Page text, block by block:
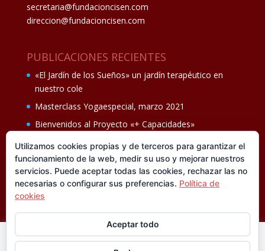
secretaria@fundacioncisen.com
direccion@fundacioncisen.com
PUBLICACIONES RECIENTES
«El Jardín de los Sueños» un jardín terapéutico en
nuestro cole
Masterclass Yogaespecial, marzo 2021
Bienvenidos al Proyecto «+ Capacidades»
Fiesta de fin de curso Los oficios 14 de junio
Ganadores del II Programa educativo Cuídate +
En esta web utilizamos cookies analíticas, propias y de
Utilizamos cookies propias y de terceros para garantizar el
funcionamiento de la web, medir su uso y mejorar nuestros
servicios. Puede aceptar todas las cookies, rechazar las no
necesarias o configurar sus preferencias. Política de
cookies
Aceptar todo